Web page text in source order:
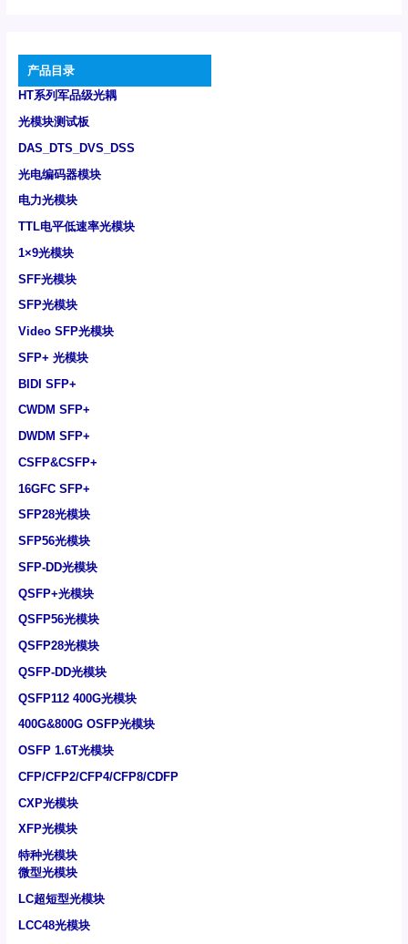
产品目录
HT系列军品级光耦
光模块测试板
DAS_DTS_DVS_DSS
光电编码器模块
电力光模块
TTL电平低速率光模块
1×9光模块
SFF光模块
SFP光模块
Video SFP光模块
SFP+ 光模块
BIDI SFP+
CWDM SFP+
DWDM SFP+
CSFP&CSFP+
16GFC SFP+
SFP28光模块
SFP56光模块
SFP-DD光模块
QSFP+光模块
QSFP56光模块
QSFP28光模块
QSFP-DD光模块
QSFP112 400G光模块
400G&800G OSFP光模块
OSFP 1.6T光模块
CFP/CFP2/CFP4/CFP8/CDFP
CXP光模块
XFP光模块
特种光模块
微型光模块
LC超短型光模块
LCC48光模块